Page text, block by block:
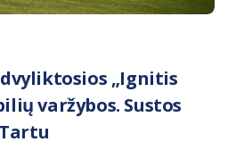
„Ignitis
varžybos. Sustos